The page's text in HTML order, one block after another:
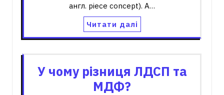
англ. piece concept). А…
Читати далі
У чому різниця ЛДСП та
МДФ?